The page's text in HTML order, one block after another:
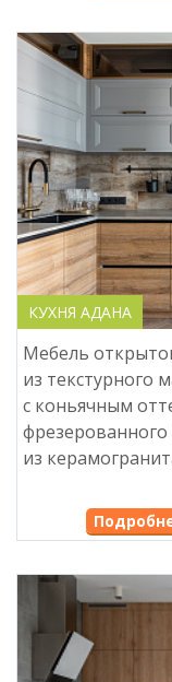
КУХНЯ АДАНА
Мебель
из текстурного
с коньячным
из